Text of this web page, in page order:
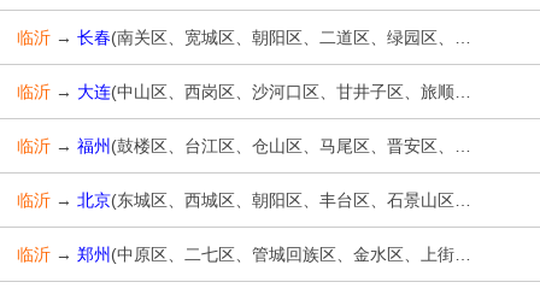
临沂 →长春(南关区、宽城区、朝阳区、二道区、绿园区、双阳区、九台区、农安县、榆树市、德惠市、经济技术开发区)
临沂 → 大连(中山区、西岗区、沙河口区、甘井子区、旅顺口区、金州区、普兰店区、长海县、瓦房店市、庄河市)
临沂 →福州 (鼓楼区、台江区、仓山区、马尾区、晋安区、长乐区、闽侯县、连江县、罗源县、闽清县、永泰县、平潭县、福清市)
临沂 →北京(东城区、西城区、朝阳区、丰台区、石景山区、海淀区、门头沟区、房山区、通州区、顺义区、昌平区、大兴区、怀柔区、平谷区、密云区、延庆区)
临沂 →郑州 (中原区、二七区、管城回族区、金水区、上街区、惠济区、中牟县、巩义市、荥阳市、新密市、新郑市、登封市、高新技术开发区、经济技术开发区)